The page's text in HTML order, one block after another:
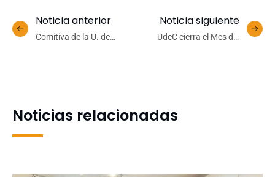
Noticia anterior
Comitiva de la U. de
Noticia siguiente
UdeC cierra el Mes del
Noticias relacionadas